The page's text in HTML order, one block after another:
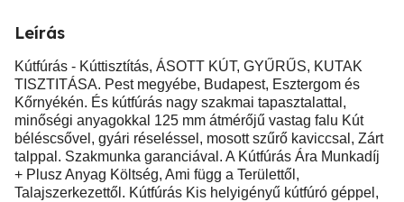
Leírás
Kútfúrás - Kúttisztítás, ÁSOTT KÚT, GYŰRŰS, KUTAK
TISZTITÁSA. Pest megyébe, Budapest, Esztergom és
Kőrnyékén. És kútfúrás nagy szakmai tapasztalattal,
minőségi anyagokkal 125 mm átmérőjű vastag falu Kút
béléscsővel, gyári réseléssel, mosott szűrő kaviccsal, Zárt
talppal. Szakmunka garanciával. A Kútfúrás Ára Munkadíj
+ Plusz Anyag Költség, Ami függ a Területtől,
Talajszerkezettől. Kútfúrás Kis helyigényű kútfúró géppel,